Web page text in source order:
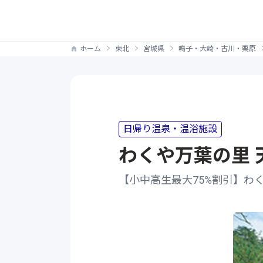
ホーム 東北 宮城県 鳴子・大崎・古川・栗原
日帰り温泉・温浴施設
わくや万葉の里
【小中高生最大75%割引】わ